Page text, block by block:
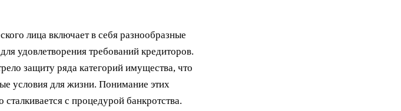
лица включает в себя разнообразные
удовлетворения требований кредиторов.
защиту ряда категорий имущества, что
условия для жизни. Понимание этих
с процедурой банкротства.